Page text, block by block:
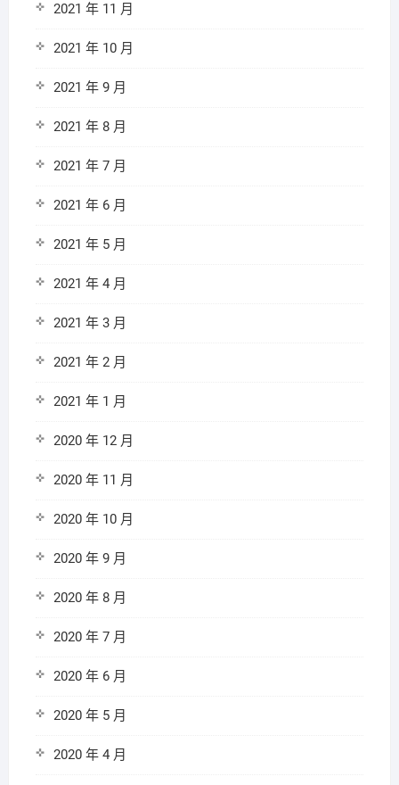
2021 年 11 月
2021 年 10 月
2021 年 9 月
2021 年 8 月
2021 年 7 月
2021 年 6 月
2021 年 5 月
2021 年 4 月
2021 年 3 月
2021 年 2 月
2021 年 1 月
2020 年 12 月
2020 年 11 月
2020 年 10 月
2020 年 9 月
2020 年 8 月
2020 年 7 月
2020 年 6 月
2020 年 5 月
2020 年 4 月